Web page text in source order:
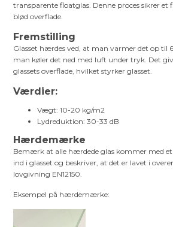
transparente floatglas. Denne proces sikrer et
blød overflade.
Fremstilling
Glasset hærdes ved, at man varmer det op til
man køler det ned med luft under tryk. Det
glassets overflade, hvilket styrker glasset.
Værdier:
Vægt: 10-20 kg/m2
Lydreduktion: 30-33 dB
Hærdemærke
Bemærk at alle hærdede glas kommer med
ind i glasset og beskriver, at det er lavet i
lovgivning EN12150.
Eksempel på hærdemærke: